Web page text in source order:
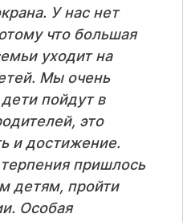
У нас нет
что большая
уходит на
Мы очень
пойдут в
это
и достижение.
пришлось
детям, пройти
Особая